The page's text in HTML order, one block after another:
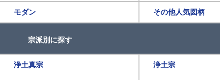
モダン その他人気図柄
宗派別に探す
浄土真宗 浄土宗